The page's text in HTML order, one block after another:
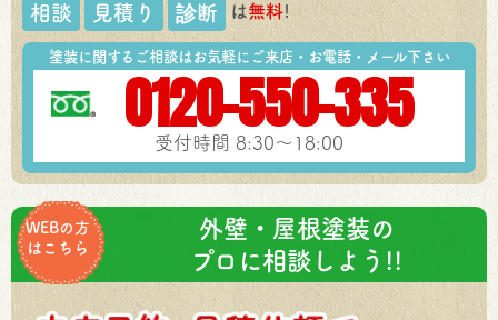
相談 見積り 診断 は無料!
塗装に関するご相談はお気軽にご来店・お電話・メール下さい
0120-550-335
受付時間 8:30～18:00
WEBの方
はこちら
外壁・屋根塗装の
プロに相談しよう!!